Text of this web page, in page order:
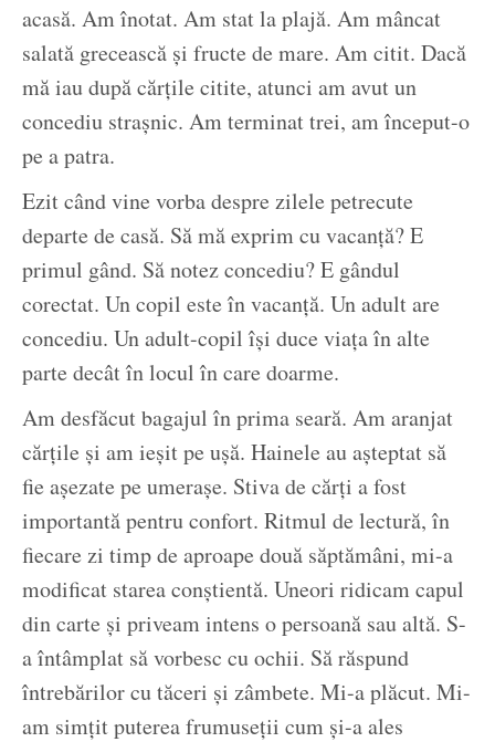
acasă. Am înotat. Am stat la plajă. Am mâncat
salată grecească și fructe de mare. Am citit. Dacă
mă iau după cărțile citite, atunci am avut un
concediu strașnic. Am terminat trei, am început-o
pe a patra.
Ezit când vine vorba despre zilele petrecute
departe de casă. Să mă exprim cu vacanță? E
primul gând. Să notez concediu? E gândul
corectat. Un copil este în vacanță. Un adult are
concediu. Un adult-copil își duce viața în alte
parte decât în locul în care doarme.
Am desfăcut bagajul în prima seară. Am aranjat
cărțile și am ieșit pe ușă. Hainele au așteptat să
fie așezate pe umerașe. Stiva de cărți a fost
importantă pentru confort. Ritmul de lectură, în
fiecare zi timp de aproape două săptămâni, mi-a
modificat starea conștientă. Uneori ridicam capul
din carte și priveam intens o persoană sau altă. S-
a întâmplat să vorbesc cu ochii. Să răspund
întrebărilor cu tăceri și zâmbete. Mi-a plăcut. Mi-
am simțit puterea frumuseții cum și-a ales